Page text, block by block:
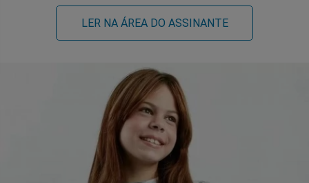
LER NA ÁREA DO ASSINANTE